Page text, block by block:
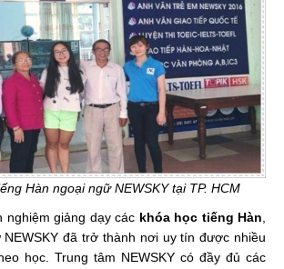
Hàn ngoại ngữ NEWSKY tại TP. HCM
nghiệm giảng dạy các khóa học tiếng Hàn
đã trở thành nơi uy tín được nhiều
học. Trung tâm NEWSKY có đầy đủ các